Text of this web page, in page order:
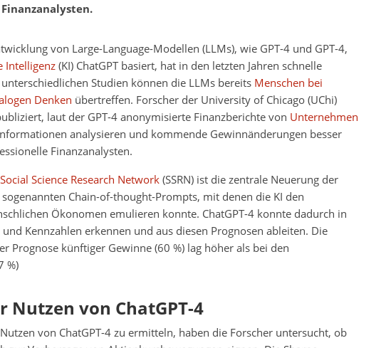
von Large-Language-Modellen (LLMs), wie GPT-4 und GPT-4,
Intelligenz(KI) ChatGPT basiert, hat in den letzten Jahren schnelle
Studien können die LLMs bereits Menschen bei
Denken übertreffen. Forscher der University of Chicago (UChi)
laut der GPT-4 anonymisierte Finanzberichte von Unternehmen
analysieren und kommende Gewinnänderungen besser
Finanzanalysten.
Social Science Research Network(SSRN) ist die zentrale Neuerung der
Chain-of-thought-Prompts, mit denen die KI den
Ökonomen emulieren konnte. ChatGPT-4 konnte dadurch in
Kennzahlen erkennen und aus diesen Prognosen ableiten. Die
Prognose künftiger Gewinne (60 %) lag höher als bei den
%)
Nutzen von ChatGPT-4
von ChatGPT-4 zu ermitteln, haben die Forscher untersucht, ob